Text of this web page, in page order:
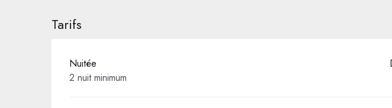
Tarifs
Nuitée
2 nuit minimum